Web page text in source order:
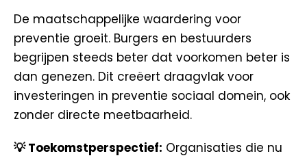
De maatschappelijke waardering voor
preventie groeit. Burgers en bestuurders
begrijpen steeds beter dat voorkomen beter is
dan genezen. Dit creëert draagvlak voor
investeringen in preventie sociaal domein, ook
zonder directe meetbaarheid.
💡 Toekomstperspectief: Organisaties die nu